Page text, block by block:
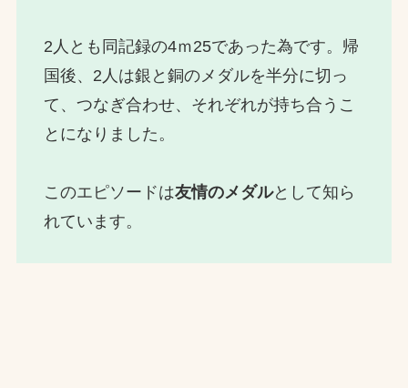
2人とも同記録の4ｍ25であった為です。帰
国後、2人は銀と銅のメダルを半分に切っ
て、つなぎ合わせ、それぞれが持ち合うこ
とになりました。
このエピソードは友情のメダルとして知ら
れています。